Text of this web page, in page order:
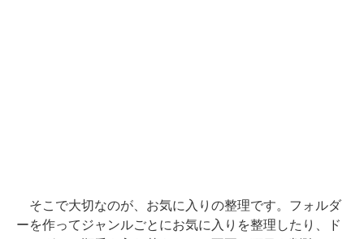
そこで大切なのが、お気に入りの整理です。フォルダ
ーを作ってジャンルごとにお気に入りを整理したり、ド